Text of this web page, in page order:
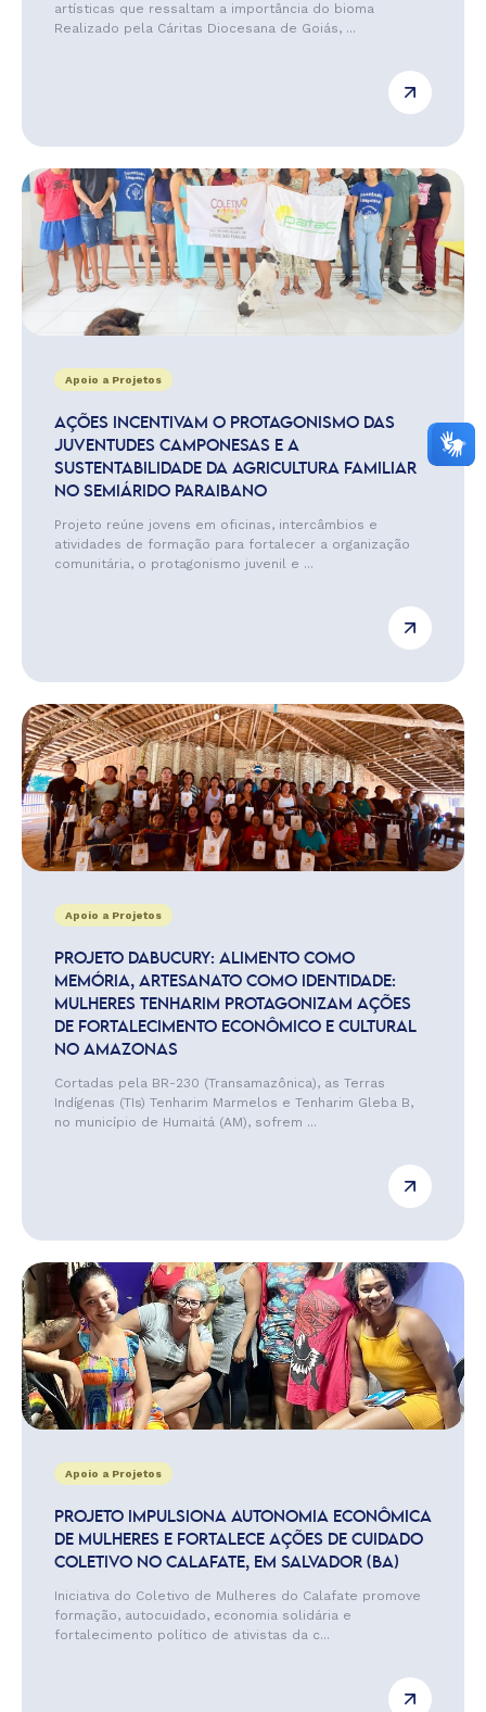
artísticas que ressaltam a importância do bioma
Realizado pela Cáritas Diocesana de Goiás, ...
Apoio a Projetos
AÇÕES INCENTIVAM O PROTAGONISMO DAS
JUVENTUDES CAMPONESAS E A
SUSTENTABILIDADE DA AGRICULTURA FAMILIAR
NO SEMIÁRIDO PARAIBANO
Projeto reúne jovens em oficinas, intercâmbios e
atividades de formação para fortalecer a organização
comunitária, o protagonismo juvenil e ...
Apoio a Projetos
PROJETO DABUCURY: ALIMENTO COMO
MEMÓRIA, ARTESANATO COMO IDENTIDADE:
MULHERES TENHARIM PROTAGONIZAM AÇÕES
DE FORTALECIMENTO ECONÔMICO E CULTURAL
NO AMAZONAS
Cortadas pela BR-230 (Transamazônica), as Terras
Indígenas (TIs) Tenharim Marmelos e Tenharim Gleba B,
no município de Humaitá (AM), sofrem ...
Apoio a Projetos
PROJETO IMPULSIONA AUTONOMIA ECONÔMICA
DE MULHERES E FORTALECE AÇÕES DE CUIDADO
COLETIVO NO CALAFATE, EM SALVADOR (BA)
Iniciativa do Coletivo de Mulheres do Calafate promove
formação, autocuidado, economia solidária e
fortalecimento político de ativistas da c...